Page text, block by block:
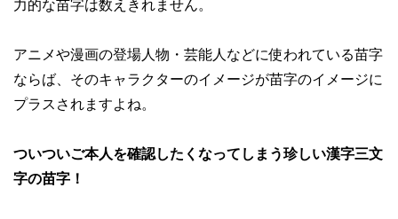
力的な苗字は数えきれません。
アニメや漫画の登場人物・芸能人などに使われている苗字
ならば、そのキャラクターのイメージが苗字のイメージに
プラスされますよね。
ついついご本人を確認したくなってしまう珍しい漢字三文
字の苗字！